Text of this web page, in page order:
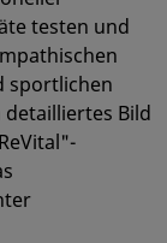
testen und
sportlichen
detailliertes Bild